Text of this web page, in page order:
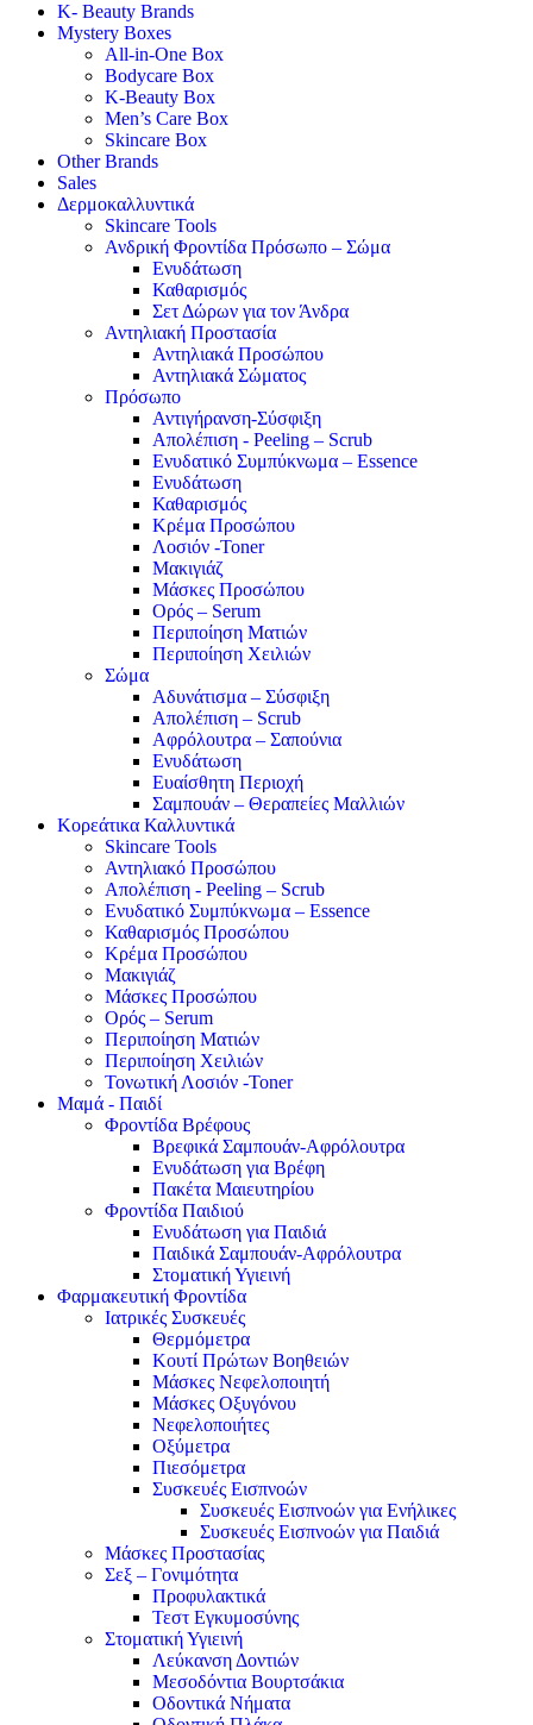
K- Beauty Brands
Mystery Boxes
All-in-One Box
Bodycare Box
K-Beauty Box
Men’s Care Box
Skincare Box
Other Brands
Sales
Δερμοκαλλυντικά
Skincare Tools
Ανδρική Φροντίδα Πρόσωπο – Σώμα
Ενυδάτωση
Καθαρισμός
Σετ Δώρων για τον Άνδρα
Αντηλιακή Προστασία
Αντηλιακά Προσώπου
Αντηλιακά Σώματος
Πρόσωπο
Αντιγήρανση-Σύσφιξη
Απολέπιση - Peeling – Scrub
Ενυδατικό Συμπύκνωμα – Essence
Ενυδάτωση
Καθαρισμός
Κρέμα Προσώπου
Λοσιόν -Toner
Μακιγιάζ
Μάσκες Προσώπου
Ορός – Serum
Περιποίηση Ματιών
Περιποίηση Χειλιών
Σώμα
Αδυνάτισμα – Σύσφιξη
Απολέπιση – Scrub
Αφρόλουτρα – Σαπούνια
Ενυδάτωση
Ευαίσθητη Περιοχή
Σαμπουάν – Θεραπείες Μαλλιών
Κορεάτικα Καλλυντικά
Skincare Tools
Αντηλιακό Προσώπου
Απολέπιση - Peeling – Scrub
Ενυδατικό Συμπύκνωμα – Essence
Καθαρισμός Προσώπου
Κρέμα Προσώπου
Μακιγιάζ
Μάσκες Προσώπου
Ορός – Serum
Περιποίηση Ματιών
Περιποίηση Χειλιών
Τονωτική Λοσιόν -Toner
Μαμά - Παιδί
Φροντίδα Βρέφους
Βρεφικά Σαμπουάν-Αφρόλουτρα
Ενυδάτωση για Βρέφη
Πακέτα Μαιευτηρίου
Φροντίδα Παιδιού
Ενυδάτωση για Παιδιά
Παιδικά Σαμπουάν-Αφρόλουτρα
Στοματική Υγιεινή
Φαρμακευτική Φροντίδα
Ιατρικές Συσκευές
Θερμόμετρα
Κουτί Πρώτων Βοηθειών
Μάσκες Νεφελοποιητή
Μάσκες Οξυγόνου
Νεφελοποιήτες
Οξύμετρα
Πιεσόμετρα
Συσκευές Εισπνοών
Συσκευές Εισπνοών για Ενήλικες
Συσκευές Εισπνοών για Παιδιά
Μάσκες Προστασίας
Σεξ – Γονιμότητα
Προφυλακτικά
Τεστ Εγκυμοσύνης
Στοματική Υγιεινή
Λεύκανση Δοντιών
Μεσοδόντια Βουρτσάκια
Οδοντικά Νήματα